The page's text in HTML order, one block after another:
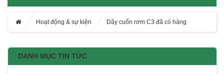
Hoạt động & sự kiện Dây cuốn rơm C3 đã có hàng
DANH MỤC TIN TỨC